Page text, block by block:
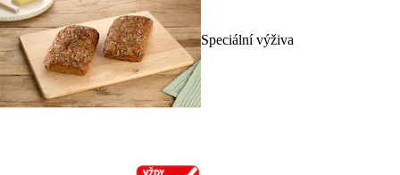
Speciální výživa